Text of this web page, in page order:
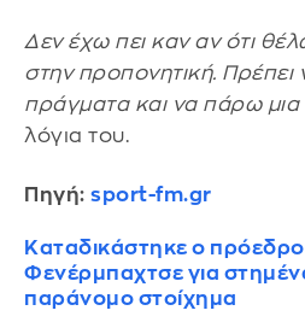
Δεν έχω πει καν αν ότι
στην προπονητική.
πράγματα και να πάρω
λόγια του.
Πηγή: sport-fm.gr
Καταδικάστηκε ο
Φενέρμπαχτσε για στημένα
παράνομο στοίχημα